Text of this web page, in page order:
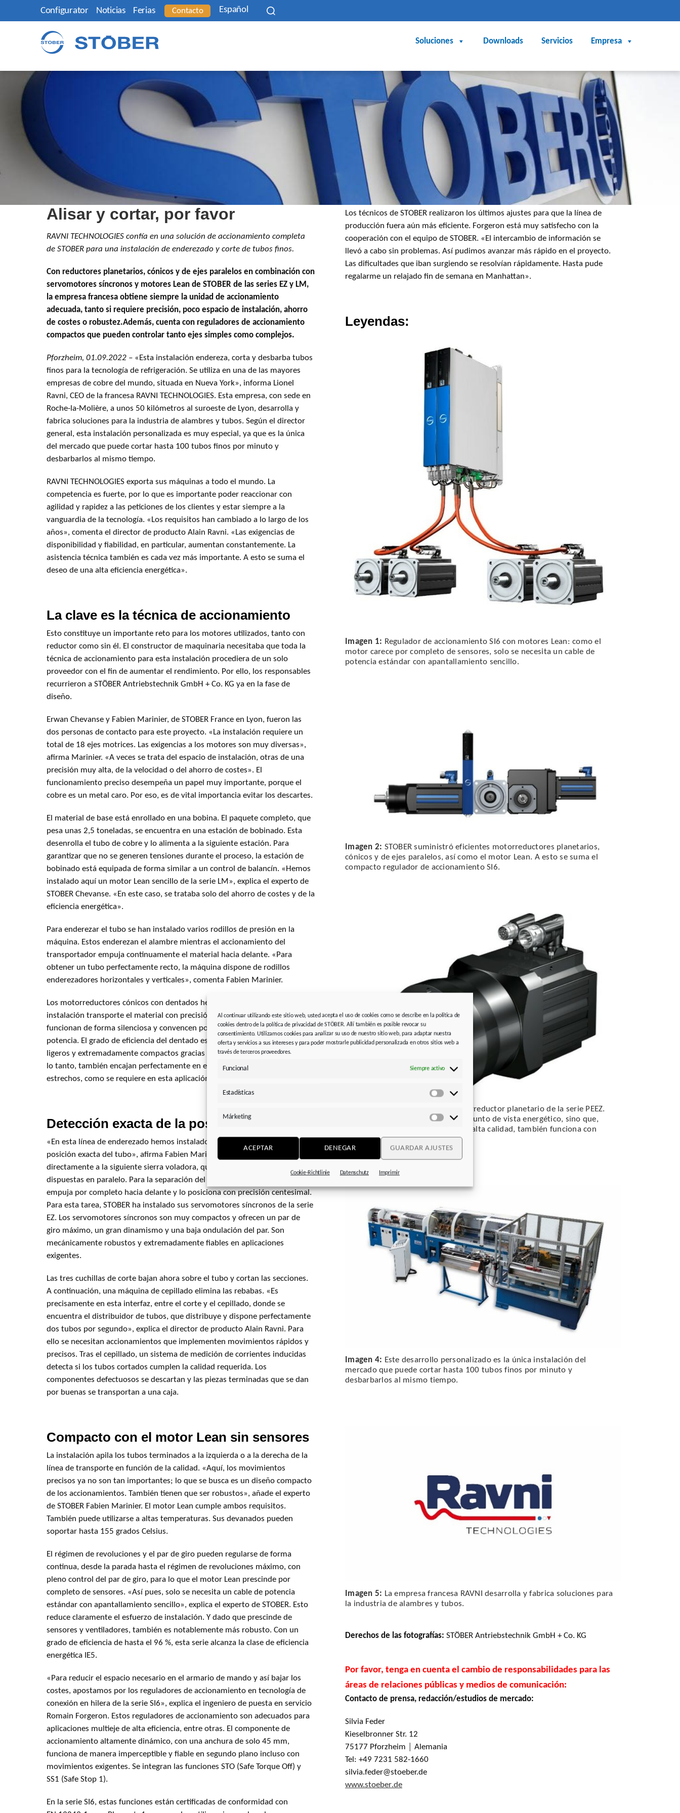
Al continuar utilizando este sitio web, usted acepta el uso de cookies como se describe en la política de
cookies dentro de la política de privacidad de STÖBER. Allí también es posible revocar su
consentimiento. Utilizamos cookies para analizar su uso de nuestro sitio web, para adaptar nuestra
oferta y servicios a sus intereses y para poder mostrarle publicidad personalizada en otros sitios web a
través de terceros proveedores.
Funcional Siempre activo
Estadísticas
Estadísticas
Márketing
Márketing
ACEPTAR DENEGAR GUARDAR AJUSTES
Cookie-Richtlinie Datenschutz Imprimir
Configurator Noticias Ferias Contacto Español
Soluciones Downloads Servicios Empresa
Alisar y cortar, por favor
RAVNI TECHNOLOGIES confía en una solución de accionamiento completa
de STOBER para una instalación de enderezado y corte de tubos finos.
Con reductores planetarios, cónicos y de ejes paralelos en combinación con
servomotores síncronos y motores Lean de STOBER de las series EZ y LM,
la empresa francesa obtiene siempre la unidad de accionamiento
adecuada, tanto si requiere precisión, poco espacio de instalación, ahorro
de costes o robustez.Además, cuenta con reguladores de accionamiento
compactos que pueden controlar tanto ejes simples como complejos.
Pforzheim, 01.09.2022 – «Esta instalación endereza, corta y desbarba tubos
finos para la tecnología de refrigeración. Se utiliza en una de las mayores
empresas de cobre del mundo, situada en Nueva York», informa Lionel
Ravni, CEO de la francesa RAVNI TECHNOLOGIES. Esta empresa, con sede en
Roche-la-Molière, a unos 50 kilómetros al suroeste de Lyon, desarrolla y
fabrica soluciones para la industria de alambres y tubos. Según el director
general, esta instalación personalizada es muy especial, ya que es la única
del mercado que puede cortar hasta 100 tubos finos por minuto y
desbarbarlos al mismo tiempo.
RAVNI TECHNOLOGIES exporta sus máquinas a todo el mundo. La
competencia es fuerte, por lo que es importante poder reaccionar con
agilidad y rapidez a las peticiones de los clientes y estar siempre a la
vanguardia de la tecnología. «Los requisitos han cambiado a lo largo de los
años», comenta el director de producto Alain Ravni. «Las exigencias de
disponibilidad y fiabilidad, en particular, aumentan constantemente. La
asistencia técnica también es cada vez más importante. A esto se suma el
deseo de una alta eficiencia energética».
La clave es la técnica de accionamiento
Esto constituye un importante reto para los motores utilizados, tanto con
reductor como sin él. El constructor de maquinaria necesitaba que toda la
técnica de accionamiento para esta instalación procediera de un solo
proveedor con el fin de aumentar el rendimiento. Por ello, los responsables
recurrieron a STÖBER Antriebstechnik GmbH + Co. KG ya en la fase de
diseño.
Erwan Chevanse y Fabien Marinier, de STOBER France en Lyon, fueron las
dos personas de contacto para este proyecto. «La instalación requiere un
total de 18 ejes motrices. Las exigencias a los motores son muy diversas»,
afirma Marinier. «A veces se trata del espacio de instalación, otras de una
precisión muy alta, de la velocidad o del ahorro de costes». El
funcionamiento preciso desempeña un papel muy importante, porque el
cobre es un metal caro. Por eso, es de vital importancia evitar los descartes.
El material de base está enrollado en una bobina. El paquete completo, que
pesa unas 2,5 toneladas, se encuentra en una estación de bobinado. Esta
desenrolla el tubo de cobre y lo alimenta a la siguiente estación. Para
garantizar que no se generen tensiones durante el proceso, la estación de
bobinado está equipada de forma similar a un control de balancín. «Hemos
instalado aquí un motor Lean sencillo de la serie LM», explica el experto de
STOBER Chevanse. «En este caso, se trataba solo del ahorro de costes y de la
eficiencia energética».
Para enderezar el tubo se han instalado varios rodillos de presión en la
máquina. Estos enderezan el alambre mientras el accionamiento del
transportador empuja continuamente el material hacia delante. «Para
obtener un tubo perfectamente recto, la máquina dispone de rodillos
enderezadores horizontales y verticales», comenta Fabien Marinier.
Los motorreductores cónicos con dentados helicoidales garantizan que la
instalación transporte el material con precisión. Los componentes STOBER
funcionan de forma silenciosa y convencen por su alta densidad de
potencia. El grado de eficiencia del dentado es del 97 %. Son dinámicos,
ligeros y extremadamente compactos gracias a la transmisión angular. Por
lo tanto, también encajan perfectamente en espacios de instalación muy
estrechos, como se requiere en esta aplicación.
Detección exacta de la posición
«En esta línea de enderezado hemos instalado un encoder que registra la
posición exacta del tubo», afirma Fabien Marinier. La información fluye
directamente a la siguiente sierra voladora, que consta de tres sierras
dispuestas en paralelo. Para la separación del material, la instalación lo
empuja por completo hacia delante y lo posiciona con precisión centesimal.
Para esta tarea, STOBER ha instalado sus servomotores síncronos de la serie
EZ. Los servomotores síncronos son muy compactos y ofrecen un par de
giro máximo, un gran dinamismo y una baja ondulación del par. Son
mecánicamente robustos y extremadamente fiables en aplicaciones
exigentes.
Las tres cuchillas de corte bajan ahora sobre el tubo y cortan las secciones.
A continuación, una máquina de cepillado elimina las rebabas. «Es
precisamente en esta interfaz, entre el corte y el cepillado, donde se
encuentra el distribuidor de tubos, que distribuye y dispone perfectamente
dos tubos por segundo», explica el director de producto Alain Ravni. Para
ello se necesitan accionamientos que implementen movimientos rápidos y
precisos. Tras el cepillado, un sistema de medición de corrientes inducidas
detecta si los tubos cortados cumplen la calidad requerida. Los
componentes defectuosos se descartan y las piezas terminadas que se dan
por buenas se transportan a una caja.
Compacto con el motor Lean sin sensores
La instalación apila los tubos terminados a la izquierda o a la derecha de la
línea de transporte en función de la calidad. «Aquí, los movimientos
precisos ya no son tan importantes; lo que se busca es un diseño compacto
de los accionamientos. También tienen que ser robustos», añade el experto
de STOBER Fabien Marinier. El motor Lean cumple ambos requisitos.
También puede utilizarse a altas temperaturas. Sus devanados pueden
soportar hasta 155 grados Celsius.
El régimen de revoluciones y el par de giro pueden regularse de forma
continua, desde la parada hasta el régimen de revoluciones máximo, con
pleno control del par de giro, para lo que el motor Lean prescinde por
completo de sensores. «Así pues, solo se necesita un cable de potencia
estándar con apantallamiento sencillo», explica el experto de STOBER. Esto
reduce claramente el esfuerzo de instalación. Y dado que prescinde de
sensores y ventiladores, también es notablemente más robusto. Con un
grado de eficiencia de hasta el 96 %, esta serie alcanza la clase de eficiencia
energética IE5.
«Para reducir el espacio necesario en el armario de mando y así bajar los
costes, apostamos por los reguladores de accionamiento en tecnología de
conexión en hilera de la serie SI6», explica el ingeniero de puesta en servicio
Romain Forgeron. Estos reguladores de accionamiento son adecuados para
aplicaciones multieje de alta eficiencia, entre otras. El componente de
accionamiento altamente dinámico, con una anchura de solo 45 mm,
funciona de manera imperceptible y fiable en segundo plano incluso con
movimientos exigentes. Se integran las funciones STO (Safe Torque Off) y
SS1 (Safe Stop 1).
En la serie SI6, estas funciones están certificadas de conformidad con
Los técnicos de STOBER realizaron los últimos ajustes para que la línea de
producción fuera aún más eficiente. Forgeron está muy satisfecho con la
cooperación con el equipo de STOBER. «El intercambio de información se
llevó a cabo sin problemas. Así pudimos avanzar más rápido en el proyecto.
Las dificultades que iban surgiendo se resolvían rápidamente. Hasta pude
regalarme un relajado fin de semana en Manhattan».
Leyendas:
Imagen 1: Regulador de accionamiento SI6 con motores Lean: como el
motor carece por completo de sensores, solo se necesita un cable de
potencia estándar con apantallamiento sencillo.
Imagen 2: STOBER suministró eficientes motorreductores planetarios,
cónicos y de ejes paralelos, así como el motor Lean. A esto se suma el
compacto regulador de accionamiento SI6.
El compacto servomotorreductor planetario de la serie PEEZ.
No solo es muy eficiente desde el punto de vista energético, sino que,
con el típico dentado helicoidal de alta calidad, también funciona con
gran suavidad.
Imagen 4: Este desarrollo personalizado es la única instalación del
mercado que puede cortar hasta 100 tubos finos por minuto y
desbarbarlos al mismo tiempo.
Imagen 5: La empresa francesa RAVNI desarrolla y fabrica soluciones para
la industria de alambres y tubos.
Derechos de las fotografías: STÖBER Antriebstechnik GmbH + Co. KG
Por favor, tenga en cuenta el cambio de responsabilidades para las
áreas de relaciones públicas y medios de comunicación:
Contacto de prensa, redacción/estudios de mercado:
Silvia Feder
Kieselbronner Str. 12
75177 Pforzheim │ Alemania
Tel: +49 7231 582-1660
silvia.feder@stoeber.de
www.stoeber.de